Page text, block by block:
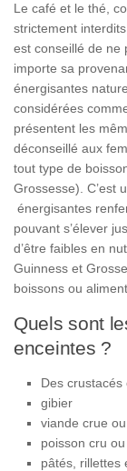
Le café et le thé,
strictement
est conseillé de ne
importe sa
énergisantes
considérées
présentent les
déconseillé aux
tout type de
Grossesse). C’est
énergisantes
pouvant s’élever
d’être faibles en
Guinness et
boissons ou
Quels sont
enceintes ?
Des
gibier
viande crue
poisson cru
pâtés, rillettes